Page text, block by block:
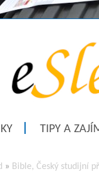
TIPY A
» Bible, Český studijní